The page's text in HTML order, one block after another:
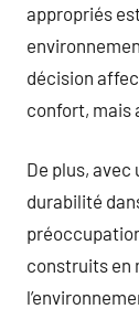
appropriés
décision
confort, mais
De plus,
durabilité
construits en